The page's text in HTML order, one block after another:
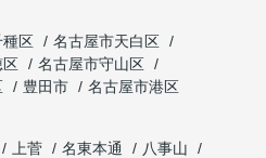
種区
名古屋市天白区
区
名古屋市守山区
豊田市
名古屋市港区
上菅 名東本通
八事山